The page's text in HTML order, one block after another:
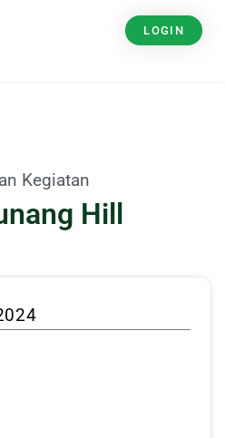
LOGIN
Kegiatan
Hill